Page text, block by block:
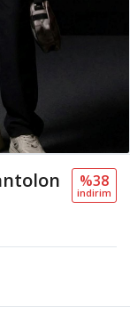
%38
i̇ndi̇ri̇m